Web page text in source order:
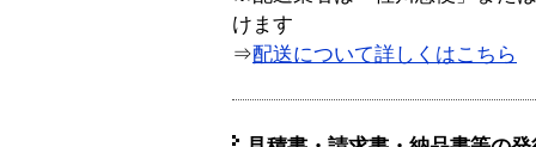
けます
⇒配送について詳しくはこちら